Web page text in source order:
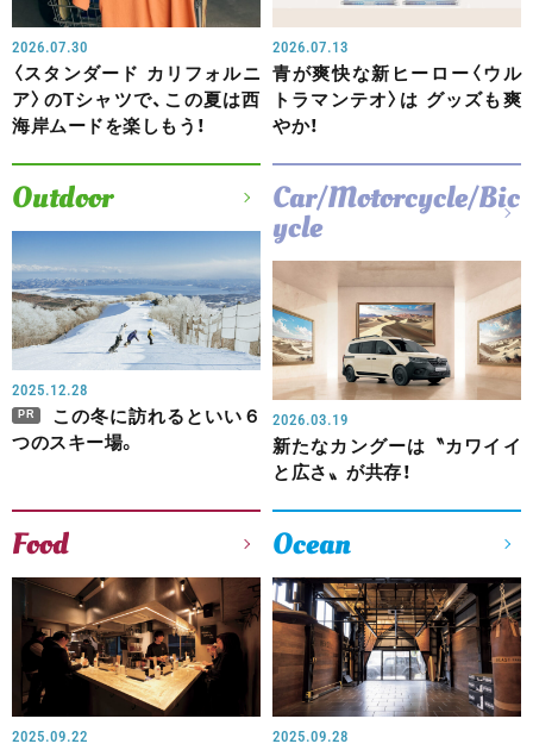
2026.07.30
〈スタンダード カリフォルニ
ア〉のTシャツで、この夏は西
海岸ムードを楽しもう！
2026.07.13
青が爽快な新ヒーロー〈ウル
トラマンテオ〉は グッズも爽
やか！
Outdoor
2025.12.28
PR
この冬に訪れるといい６
つのスキー場。
Car/Motorcycle/Bic
ycle
2026.03.19
新たなカングーは〝カワイイ
と広さ〟が共存！
Food
2025.09.22
Ocean
2025.09.28